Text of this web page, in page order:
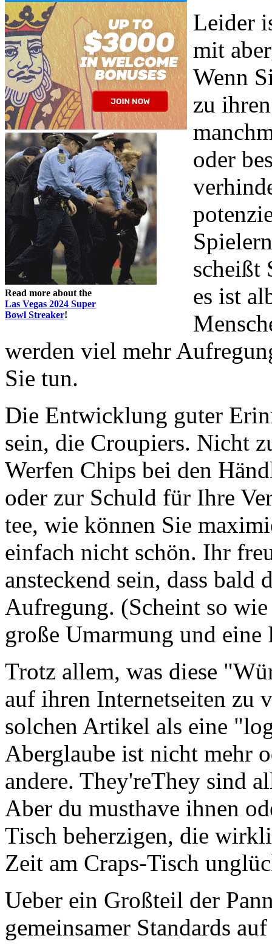
Read more about the
Las Vegas 2024 Super
Bowl Streaker!
Leider
mit
Wenn
zu
oder
scheißt
es ist
werden viel mehr
Sie tun.
Die Entwicklung guter
sein, die Croupiers. Nicht
Werfen Chips bei den
oder zur Schuld für Ihre
tee, wie können Sie
einfach nicht schön. Ihr
ansteckend sein, dass bald
Aufregung. (Scheint so
große Umarmung und eine
Trotz allem, was diese
auf ihren Internetseiten zu
solchen Artikel als eine
Aberglaube ist nicht mehr
andere. They'reThey sind
Aber du musthave ihnen
Tisch beherzigen, die
Zeit am Craps-Tisch
Ueber ein Großteil der
gemeinsamer Standards